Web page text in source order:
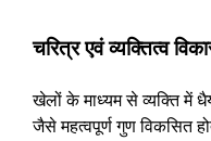
चरित्र एवं व्यक्तित्व
खेलों के माध्यम से व्यक्ति में
जैसे महत्वपूर्ण गुण विकसित